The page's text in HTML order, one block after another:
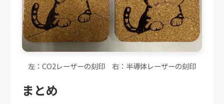
左：CO2レーザーの刻印 右：半導体レーザーの刻印
まとめ